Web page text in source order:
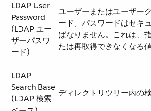
LDAP User
Password
(LDAP ユー
ザーパスワ
ード)
ユーザーまたはユーザー
ード。パスワードはセキ
ばなりません。これは、
たは再取得できなくなる値
LDAP
Search Base
(LDAP 検索
ディレクトリツリー内の